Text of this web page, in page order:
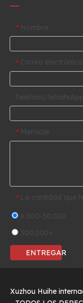
*
*
*
*
ENTREGAR
Xuzhou Huihe